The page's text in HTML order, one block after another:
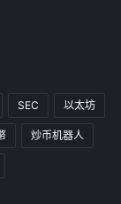
SEC 以太坊
炒币机器人